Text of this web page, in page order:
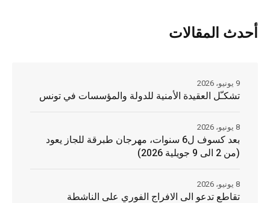
أحدث المقالات
تشكـّل العقيدة الأمنية للدولة والمؤسسات في تونس
9 يونيو، 2026
بعد كسوف ل6 سنوات، مهرجان طبرقة للجاز يعود
(من 2 الى 9 جويلية 2026)
8 يونيو، 2026
تقاطع تدعو الى الافراج الفوري على الناشطة
8 يونيو، 2026